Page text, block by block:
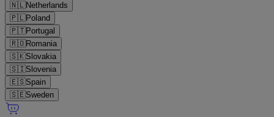
🇳🇱Netherlands
🇵🇱Poland
🇵🇹Portugal
🇷🇴Romania
🇸🇰Slovakia
🇸🇮Slovenia
🇪🇸Spain
🇸🇪Sweden